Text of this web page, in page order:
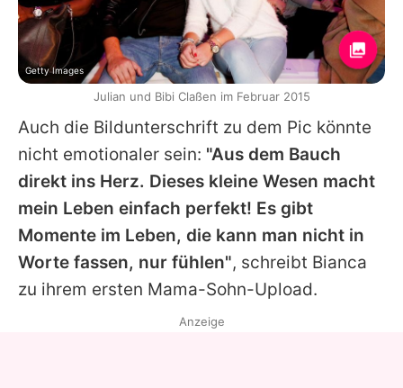
Auch die Bildunterschrift zu dem Pic könnte
nicht emotionaler sein: "Aus dem Bauch
direkt ins Herz. Dieses kleine Wesen macht
mein Leben einfach perfekt! Es gibt
Momente im Leben, die kann man nicht in
Worte fassen, nur fühlen", schreibt Bianca
zu ihrem ersten Mama-Sohn-Upload.
Getty Images
Julian und Bibi Claßen im Februar 2015
Anzeige